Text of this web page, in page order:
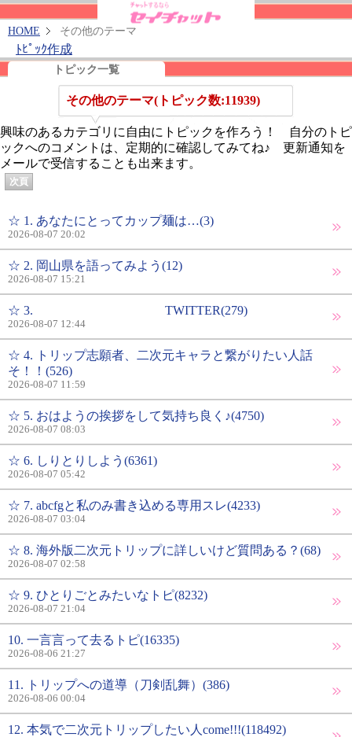
HOME その他のテーマ
ﾄﾋﾟｯｸ作成
トピック一覧
その他のテーマ(トピック数:11939)
興味のあるカテゴリに自由にトピックを作ろう！ 自分のトピ
ックへのコメントは、定期的に確認してみてね♪ 更新通知を
メールで受信することも出来ます。
次頁
☆ 1. あなたにとってカップ麺は…(3)
2026-08-07 20:02
☆ 2. 岡山県を語ってみよう(12)
2026-08-07 15:21
☆ 3. TWITTER(279)
2026-08-07 12:44
☆ 4. トリップ志願者、二次元キャラと繋がりたい人話
そ！！(526)
2026-08-07 11:59
☆ 5. おはようの挨拶をして気持ち良く♪(4750)
2026-08-07 08:03
☆ 6. しりとりしよう(6361)
2026-08-07 05:42
☆ 7. abcfgと私のみ書き込める専用スレ(4233)
2026-08-07 03:04
☆ 8. 海外版二次元トリップに詳しいけど質問ある？(68)
2026-08-07 02:58
☆ 9. ひとりごとみたいなトピ(8232)
2026-08-07 21:04
10. 一言言って去るトピ(16335)
2026-08-06 21:27
11. トリップへの道導（刀剣乱舞）(386)
2026-08-06 00:04
12. 本気で二次元トリップしたい人come!!!(118492)